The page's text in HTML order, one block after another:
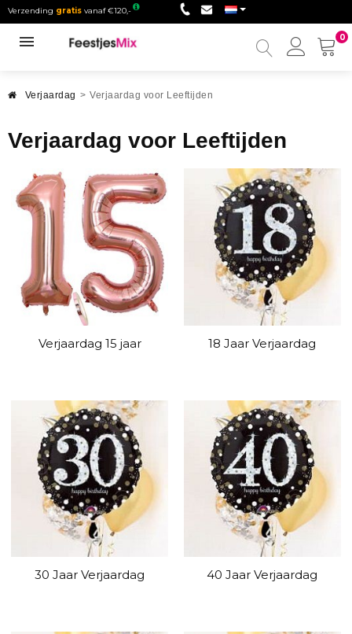
Verzending gratis vanaf €120,-
0
Mijn
Verjaardag > Verjaardag voor Leeftijden
Verjaardag voor Leeftijden
Verjaardag 15 jaar 18 Jaar Verjaardag
30 Jaar Verjaardag 40 Jaar Verjaardag